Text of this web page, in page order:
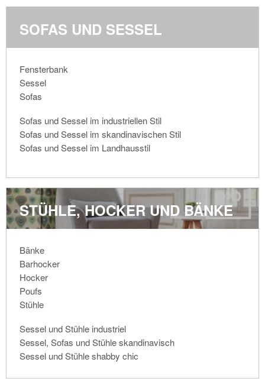
SOFAS UND SESSEL
Fensterbank
Sessel
Sofas
Sofas und Sessel im industriellen Stil
Sofas und Sessel im skandinavischen Stil
Sofas und Sessel im Landhausstil
STÜHLE, HOCKER UND BÄNKE
Bänke
Barhocker
Hocker
Poufs
Stühle
Sessel und Stühle industriel
Sessel, Sofas und Stühle skandinavisch
Sessel und Stühle shabby chic